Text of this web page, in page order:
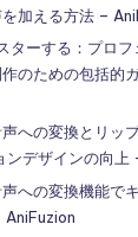
加える方法 –
ターする：プロフ
のための包括的
への変換とリッ
ンデザインの向上
への変換機能で
AniFuzion